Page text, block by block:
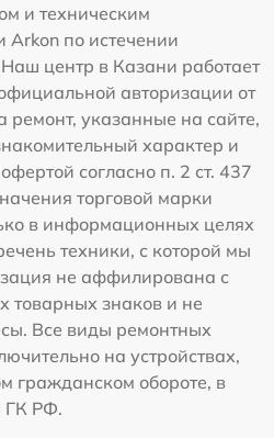
и техническим
Arkon по истечении
центр в Казани работает
авторизации от
ремонт, указанные на сайте,
характер и
согласно п. 2 ст. 437
торговой марки
в информационных целях
техники, с которой мы
не аффилирована с
товарных знаков и не
Все виды ремонтных
на устройствах,
гражданском обороте, в
ГК РФ.